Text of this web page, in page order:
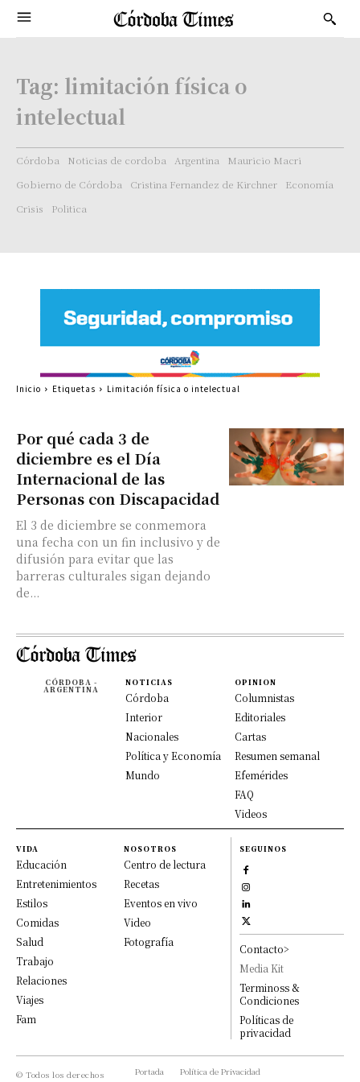
Tag: limitación física o
intelectual
Córdoba Noticias de cordoba Argentina
Mauricio Macri
Gobierno de Córdoba
Cristina Fernandez de Kirchner
Economía
Crisis
Politica
Por qué cada 3 de
diciembre es el Día
Internacional de las
Personas con Discapacidad
El 3 de diciembre se conmemora
una fecha con un fin inclusivo y de
difusión para evitar que las
barreras culturales sigan dejando
de...
Inicio Etiquetas Limitación física o intelectual
CÓRDOBA -
ARGENTINA
NOTICIAS
Córdoba
Interior
Nacionales
Política y Economía
Mundo
OPINION
Columnistas
Editoriales
Cartas
Resumen semanal
Efemérides
FAQ
Videos
VIDA
Educación
Entretenimientos
Estilos
Comidas
Salud
Trabajo
Relaciones
Viajes
Fam
NOSOTROS
Centro de lectura
Recetas
Eventos en vivo
Video
Fotografía
SEGUINOS
Contacto>
Media Kit
Terminoss &
Condiciones
Políticas de
privacidad
© Todos los derechos
Portada
Política de Privacidad